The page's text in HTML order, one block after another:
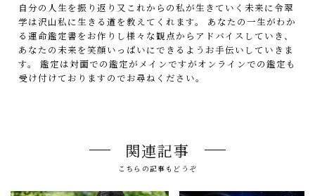
自分の人生を振り返り又これからの私が生きていく未来に令翠
学は沢山私に生きる道を教えてくれます。 あなたの一生がわか
る運命鑑定書をお作りし様々な観点からアドバイスしていき、
あなたの未来を笑顔いっぱいにできるようお手伝いしていきま
す。 鑑定は対面での鑑定がメインですがオンラインでの鑑定も
受け付けておりますのでお尋ねください。
関連記事
こちらの記事もどうぞ